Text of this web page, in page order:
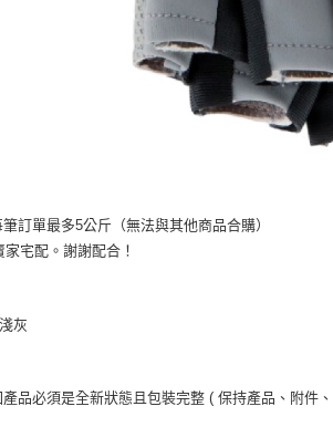
訂單最多5公斤（無法與其他商品合購）
家宅配。謝謝配合！
灰
品必須是全新狀態且包裝完整 ( 保持產品、附件